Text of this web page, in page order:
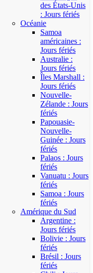
des États-Unis
: Jours fériés
Océanie
Samoa
américaines :
Jours fériés
Australie :
Jours fériés
Îles Marshall :
Jours fériés
Nouvelle-
Zélande : Jours
fériés
Papouasie-
Nouvelle-
Guinée : Jours
fériés
Palaos : Jours
fériés
Vanuatu : Jours
fériés
Samoa : Jours
fériés
Amérique du Sud
Argentine :
Jours fériés
Bolivie : Jours
fériés
Brésil : Jours
fériés